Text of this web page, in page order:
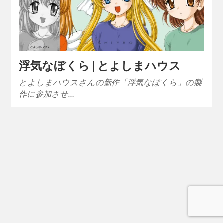
浮気なぼくら | とよしまハウス
とよしまハウスさんの新作「浮気なぼくら」の製
作に参加させ…